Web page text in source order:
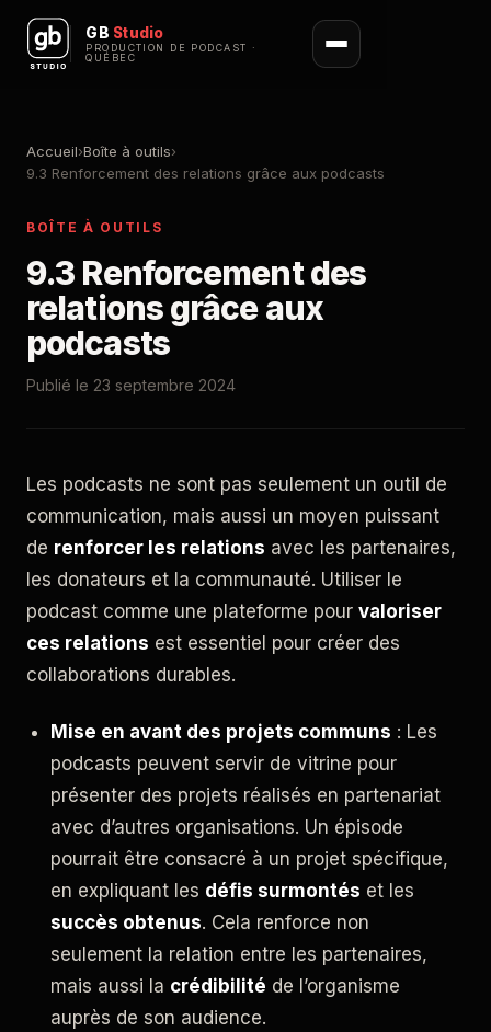
GB Studio
PRODUCTION DE PODCAST ·
QUÉBEC
Accueil›Boîte à outils›
9.3 Renforcement des relations grâce aux podcasts
BOÎTE À OUTILS
9.3 Renforcement des
relations grâce aux
podcasts
Publié le 23 septembre 2024
Les podcasts ne sont pas seulement un outil de
communication, mais aussi un moyen puissant
de renforcer les relations avec les partenaires,
les donateurs et la communauté. Utiliser le
podcast comme une plateforme pour valoriser
ces relations est essentiel pour créer des
collaborations durables.
Mise en avant des projets communs : Les
podcasts peuvent servir de vitrine pour
présenter des projets réalisés en partenariat
avec d’autres organisations. Un épisode
pourrait être consacré à un projet spécifique,
en expliquant les défis surmontés et les
succès obtenus. Cela renforce non
seulement la relation entre les partenaires,
mais aussi la crédibilité de l’organisme
auprès de son audience.